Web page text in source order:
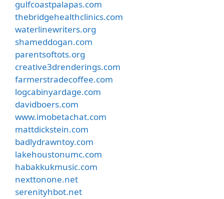
gulfcoastpalapas.com
thebridgehealthclinics.com
waterlinewriters.org
shameddogan.com
parentsoftots.org
creative3drenderings.com
farmerstradecoffee.com
logcabinyardage.com
davidboers.com
www.imobetachat.com
mattdickstein.com
badlydrawntoy.com
lakehoustonumc.com
habakkukmusic.com
nexttonone.net
serenityhbot.net